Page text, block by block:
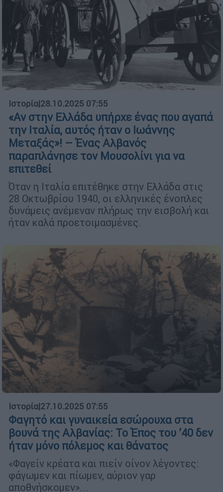
Ιστορία|28.10.2025 07:55
«Αν στην Ελλάδα υπήρχε ένας που αγαπά
την Ιταλία, αυτός ήταν ο Ιωάννης
Μεταξάς»! – Ένας Αλβανός
παραπλάνησε τον Μουσολίνι για να
επιτεθεί
Όταν η Ιταλία επιτέθηκε στην Ελλάδα στις
28 Οκτωβρίου 1940, οι ελληνικές ένοπλες
δυνάμεις ανέμεναν πλήρως την εισβολή και
ήταν καλά προετοιμασμένες.
Ιστορία|27.10.2025 07:55
Φαγητό και γυναικεία εσώρουχα στα
βουνά της Αλβανίας: Το Έπος του ’40 δεν
ήταν μόνο πόλεμος και θάνατος
«Φαγείν κρέατα και πιείν οίνον λέγοντες:
φάγωμεν και πίωμεν, αύριον γαρ
αποθνήσκομεν»...